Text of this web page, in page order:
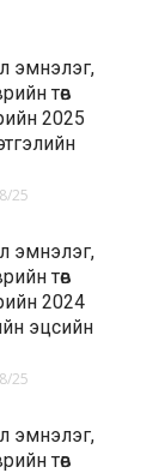
эмнэлэг,
төв
2025
25
эмнэлэг,
төв
2024
эцсийн
25
эмнэлэг,
төв